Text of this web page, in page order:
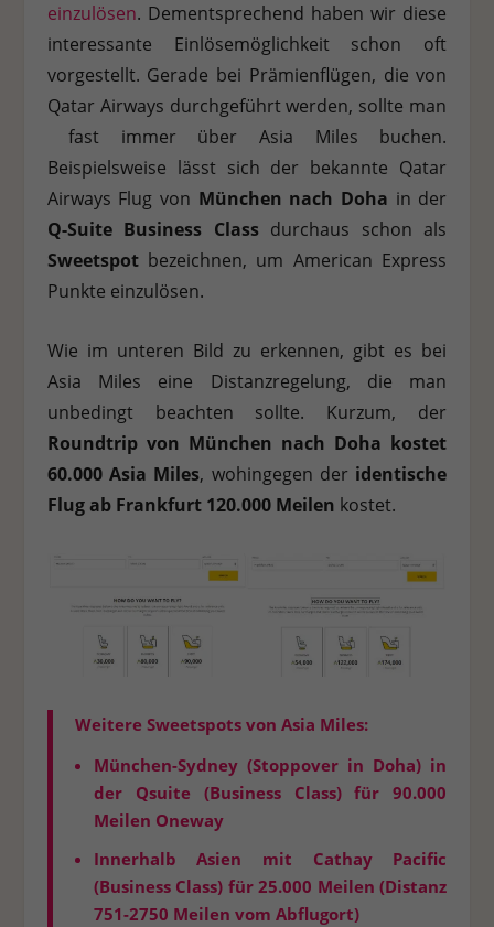
einzulösen. Dementsprechend haben wir diese
interessante Einlösemöglichkeit schon oft
vorgestellt. Gerade bei Prämienflügen, die von
Qatar Airways durchgeführt werden, sollte man
fast immer über Asia Miles buchen.
Beispielsweise lässt sich der bekannte Qatar
Airways Flug von München nach Doha in der
Q-Suite Business Classdurchaus schon als
Sweetspotbezeichnen, um American Express
Punkte einzulösen.
Wie im unteren Bild zu erkennen, gibt es bei
Asia Miles eine Distanzregelung, die man
unbedingt beachten sollte. Kurzum, der
Roundtrip von München nach Doha kostet
60.000 Asia Miles, wohingegen der identische
Flug ab Frankfurt 120.000 Meilen kostet.
Weitere Sweetspots von Asia Miles:
München-Sydney (Stoppover in Doha) in
der Qsuite (Business Class) für90.000
Meilen Oneway
Innerhalb Asien mit Cathay Pacific
(Business Class) für25.000 Meilen (Distanz
751-2750 Meilen vom Abflugort)